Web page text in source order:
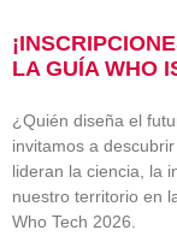
LA GUÍA WHO
¿Quién diseña el
invitamos a
lideran la ciencia, la
nuestro territorio en
Who Tech 2026.